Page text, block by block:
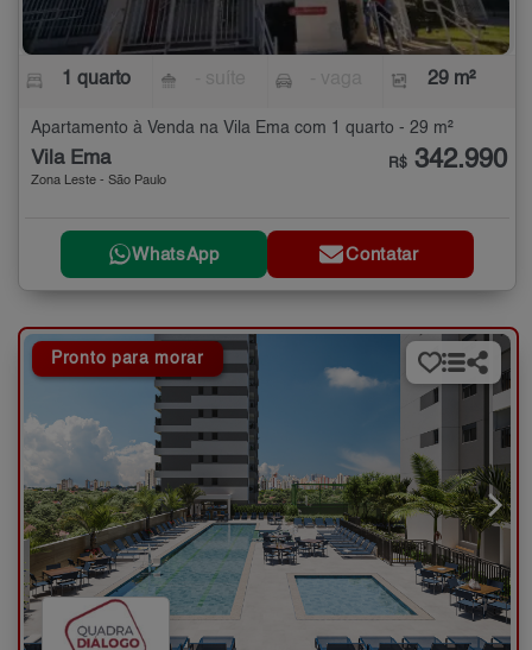
1 quarto 29 m²
Apartamento à Venda na Vila Ema com 1 quarto - 29 m²
Vila Ema
Zona Leste - São Paulo
R$ 342.990
WhatsApp Contatar
Pronto para morar